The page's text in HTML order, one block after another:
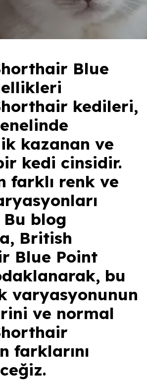
Blue
kedileri,
kazanan ve
kedi cinsidir.
farklı renk ve
blog
British
Blue Point
bu
varyasyonunun
ve normal
farklarını